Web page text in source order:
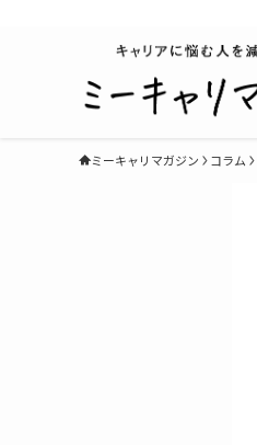
ミーキャリマガジン コラム